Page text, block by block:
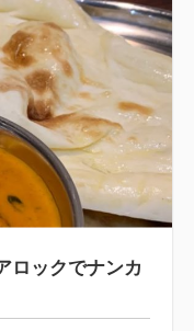
ロックでナンカ